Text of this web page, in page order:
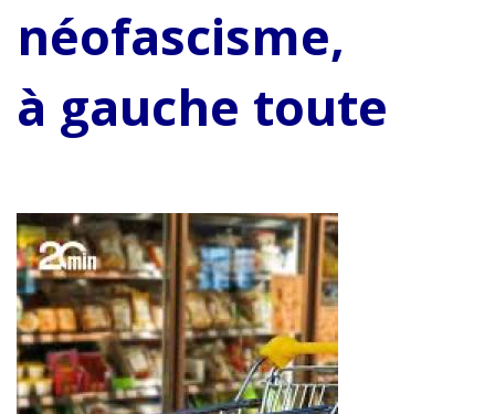
néofascisme,
à gauche toute